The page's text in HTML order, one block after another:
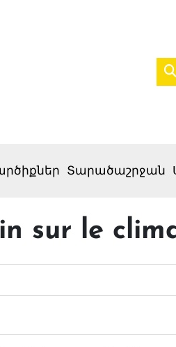
Տարածաշրջան
sur le